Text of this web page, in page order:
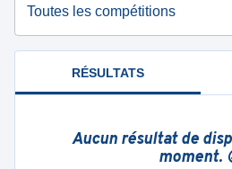
Toutes les compétitions
RÉSULTATS
Aucun résultat de
moment.